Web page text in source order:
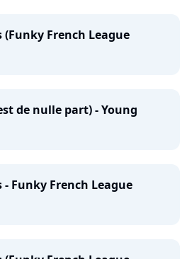
French League
de nulle part) - Young
Funky French League